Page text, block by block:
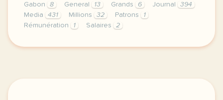
Gabon
8 General 13 Grands 6 Journal
394
Media
431 Millions 32 Patrons
1
Rémunération
1 Salaires 2
exercice a2 etats unis les salaires des grands